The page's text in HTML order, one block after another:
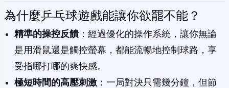
為什麼乒乓球遊戲能讓你欲罷不能？
精準的操控反饋：經過優化的操作系統，讓你無論
是用滑鼠還是觸控螢幕，都能流暢地控制球路，享
受指哪打哪的爽快感。
極短時間的高壓刺激 ：一局對決只需幾分鐘，但節